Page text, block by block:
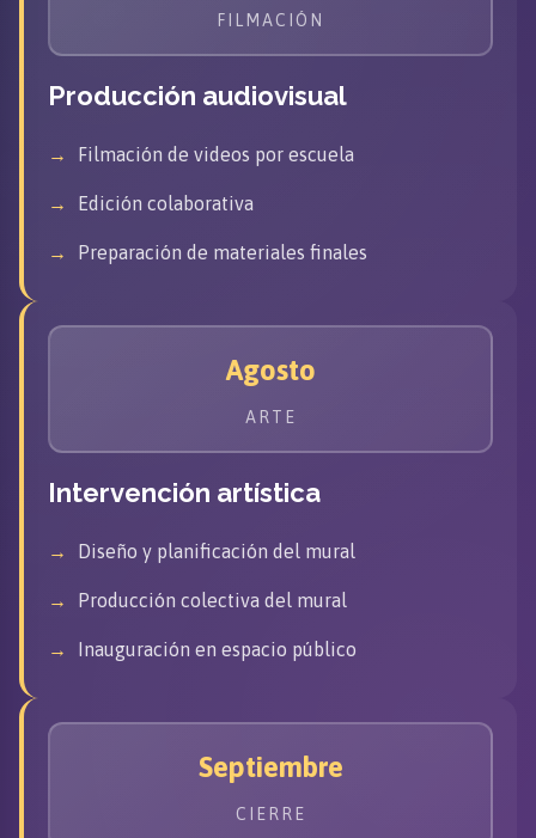
FILMACIÓN
Producción audiovisual
Filmación de videos por escuela
Edición colaborativa
Preparación de materiales finales
Agosto
ARTE
Intervención artística
Diseño y planificación del mural
Producción colectiva del mural
Inauguración en espacio público
Septiembre
CIERRE